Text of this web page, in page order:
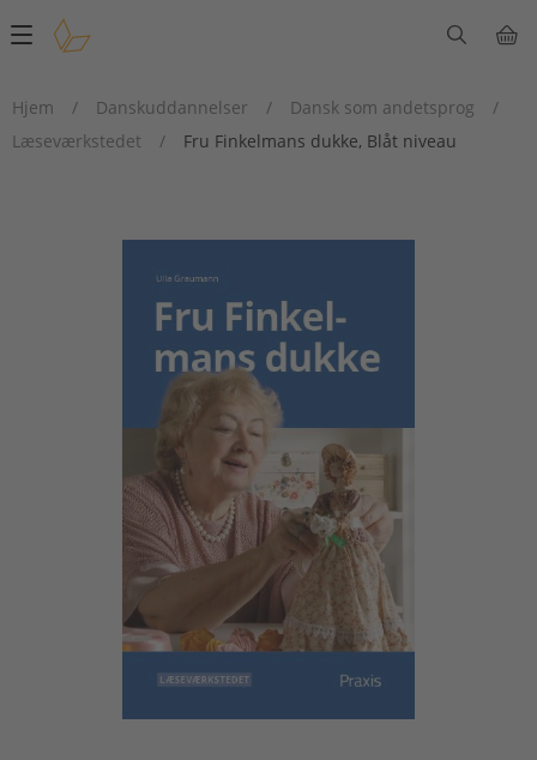
Main
Hjem
/ Danskuddannelser / Dansk som andetsprog
/
Læseværkstedet
/ Fru Finkelmans dukke, Blåt niveau